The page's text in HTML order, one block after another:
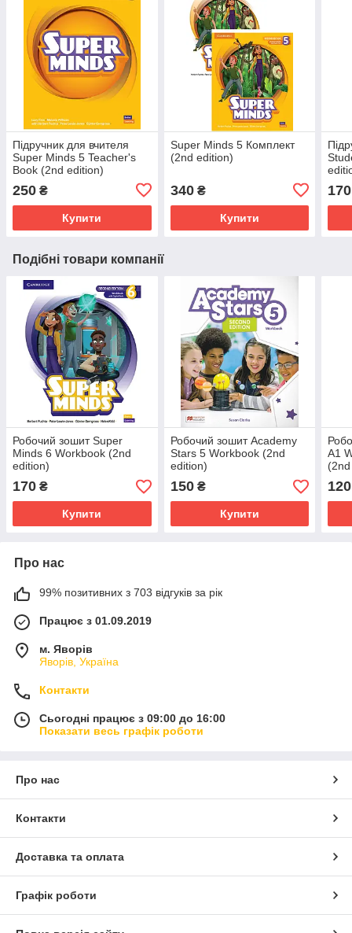
Підручник для вчителя
Super Minds 5 Teacher's
Book (2nd edition)
250 ₴
Купити
Super Minds 5 Комплект
(2nd edition)
340₴
Купити
170
Подібні товари компанії
Робочий зошит Super
Minds 6 Workbook (2nd
edition)
170 ₴
Купити
Робочий зошит Academy
Stars 5 Workbook (2nd
edition)
150₴
Купити
A1
120
Про нас
99% позитивних з 703 відгуків за рік
Працює з 01.09.2019
м. Яворів
Яворів, Україна
Контакти
Сьогодні працює з 09:00 до 16:00
Показати весь графік роботи
Про нас
Контакти
Доставка та оплата
Графік роботи